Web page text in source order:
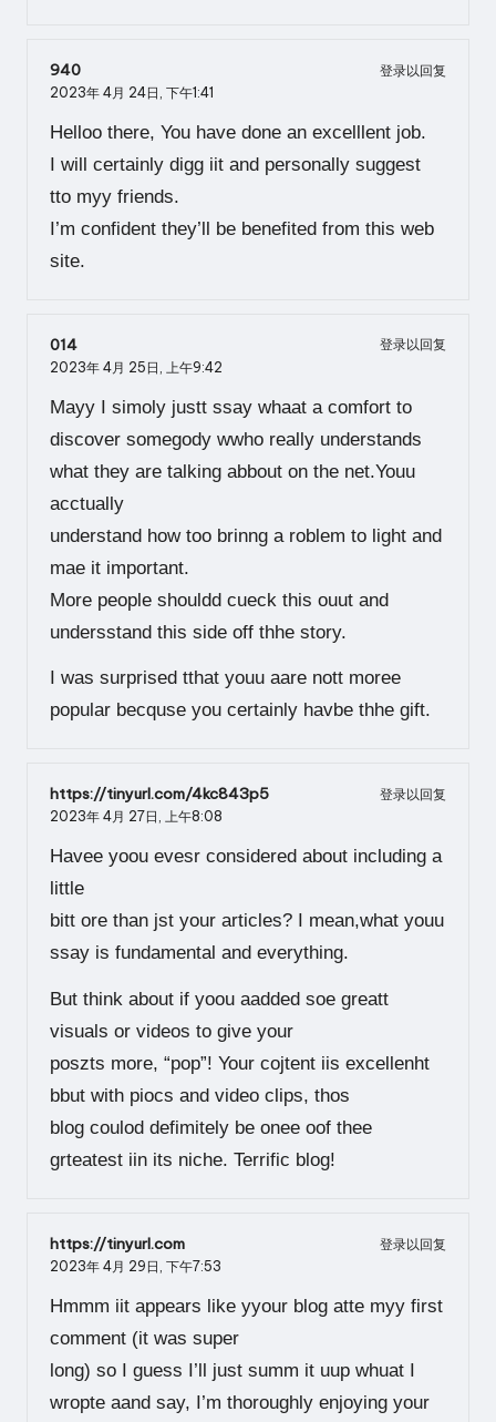
940
登录以回复
2023年 4月 24日, 下午1:41
Helloo there, You have done an excelllent job.
I will certainly digg iit and personally suggest
tto myy friends.
I’m confident they’ll be benefited from this web
site.
014
登录以回复
2023年 4月 25日,
上午9:42
Mayy I simoly justt ssay whaat a comfort to
discover somegody wwho really understands
what they are talking abbout on the net.Youu
acctually
understand how too brinng a roblem to light and
mae it important.
More people shouldd cueck this ouut and
undersstand this side off thhe story.
I was surprised tthat youu aare nott moree
popular becquse you certainly havbe thhe gift.
https://tinyurl.com/4kc843p5
登录以回复
2023年 4月 27日, 上午8:08
Havee yoou evesr considered about including a
little
bitt ore than jst your articles? I mean,what youu
ssay is fundamental and everything.
But think about if yoou aadded soe greatt
visuals or videos to give your
poszts more, “pop”! Your cojtent iis excellenht
bbut with piocs and video clips, thos
blog coulod defimitely be onee oof thee
grteatest iin its niche. Terrific blog!
https://tinyurl.com
登录以回复
2023年 4月 29日, 下午7:53
Hmmm iit appears like yyour blog atte myy first
comment (it was super
long) so I guess I’ll just summ it uup whuat I
wropte aand say, I’m thoroughly enjoying your